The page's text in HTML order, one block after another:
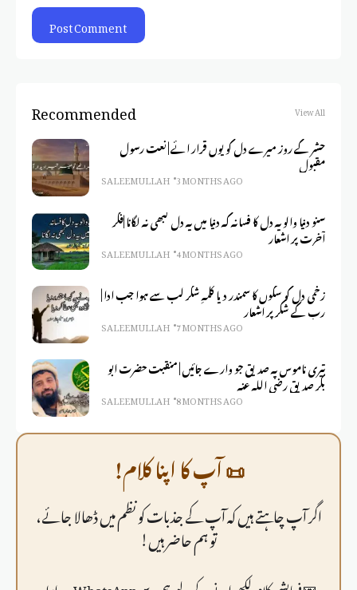
Recommended View All
حشر کے روز میرے دل کو یوں قرار ائے | نعت رسول
مقبول
SALEEM ULLAH 3 MONTHS AGO
سنو دنیا والو یہ دل کا فسانہ کہ دنیا میں یہ دل کبھی نہ لگانا |فکر
آخرت پر اشعار
SALEEM ULLAH 4 MONTHS AGO
زخمی دل کو سکوں کا سمندر دیا کلمہِ شکر لب سے ہوا جب ادا |
رب کے شکر پر اشعار
SALEEM ULLAH 7 MONTHS AGO
تیری ناموس پہ صدیق جو وارے جائیں | منقبت حضرت ابو
بکر صدیق رضی اللہ عنہ
SALEEM ULLAH 8 MONTHS AGO
📜 آپ کا اپنا کلام!
اگر آپ چاہتے ہیں کہ آپ کے جذبات کو نظم میں ڈھالا جائے،
تو ہم حاضر ہیں!